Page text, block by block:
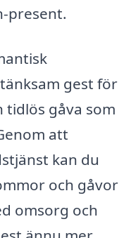
present.
gest för
tidlös gåva som
att
kan du
och gåvor
omsorg och